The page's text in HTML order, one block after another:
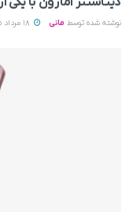
نوشته شده توسط مانی